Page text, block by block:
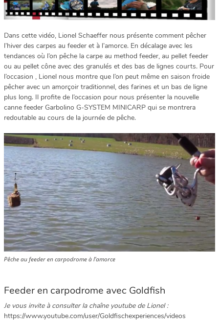
Dans cette vidéo, Lionel Schaeffer nous présente comment pêcher
l’hiver des carpes au feeder et à l’amorce. En décalage avec les
tendances où l’on pêche la carpe au method feeder, au pellet feeder
ou au pellet cône avec des granulés et des bas de lignes courts. Pour
l’occasion , Lionel nous montre que l’on peut même en saison froide
pêcher avec un amorçoir traditionnel, des farines et un bas de ligne
plus long. Il profite de l’occasion pour nous présenter la nouvelle
canne feeder Garbolino G-SYSTEM MINICARP qui se montrera
redoutable au cours de la journée de pêche.
Pêche au feeder en carpodrome à l’amorce
Feeder en carpodrome avec Goldfish
Je vous invite à consulter la chaîne youtube de Lionel :
https://www.youtube.com/user/Goldfischexperiences/videos